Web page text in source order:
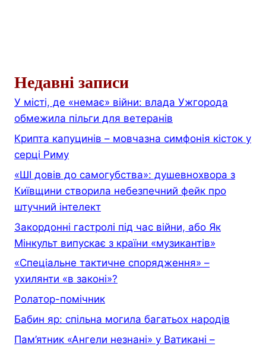
Недавні записи
У місті, де «немає» війни: влада Ужгорода
обмежила пільги для ветеранів
Крипта капуцинів – мовчазна симфонія кісток у
серці Риму
«ШІ довів до самогубства»: душевнохвора з
Київщини створила небезпечний фейк про
штучний інтелект
Закордонні гастролі під час війни, або Як
Мінкульт випускає з країни «музикантів»
«Спеціальне тактичне спорядження» –
ухилянти «в законі»?
Ролатор-помічник
Бабин яр: спільна могила багатьох народів
Пам’ятник «Ангели незнані» у Ватикані –